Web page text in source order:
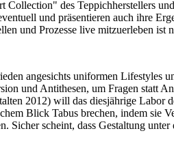
des Teppichherstellers
und präsentieren auch ihre
und Prozesse live mitzuerleben ist
angesichts uniformen Lifestyles
und Antithesen, um Fragen statt
2012) will das diesjährige
Blick Tabus brechen, indem sie
scheint, dass Gestaltung